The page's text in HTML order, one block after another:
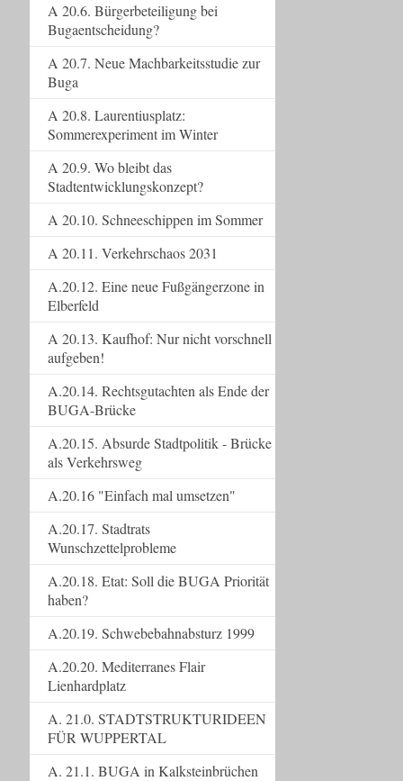
A 20.6. Bürgerbeteiligung bei
Bugaentscheidung?
A 20.7. Neue Machbarkeitsstudie zur
Buga
A 20.8. Laurentiusplatz:
Sommerexperiment im Winter
A 20.9. Wo bleibt das
Stadtentwicklungskonzept?
A 20.10. Schneeschippen im Sommer
A 20.11. Verkehrschaos 2031
A.20.12. Eine neue Fußgängerzone in
Elberfeld
A 20.13. Kaufhof: Nur nicht vorschnell
aufgeben!
A.20.14. Rechtsgutachten als Ende der
BUGA-Brücke
A.20.15. Absurde Stadtpolitik - Brücke
als Verkehrsweg
A.20.16 "Einfach mal umsetzen"
A.20.17. Stadtrats
Wunschzettelprobleme
A.20.18. Etat: Soll die BUGA Priorität
haben?
A.20.19. Schwebebahnabsturz 1999
A.20.20. Mediterranes Flair
Lienhardplatz
A. 21.0. STADTSTRUKTURIDEEN
FÜR WUPPERTAL
A. 21.1. BUGA in Kalksteinbrüchen